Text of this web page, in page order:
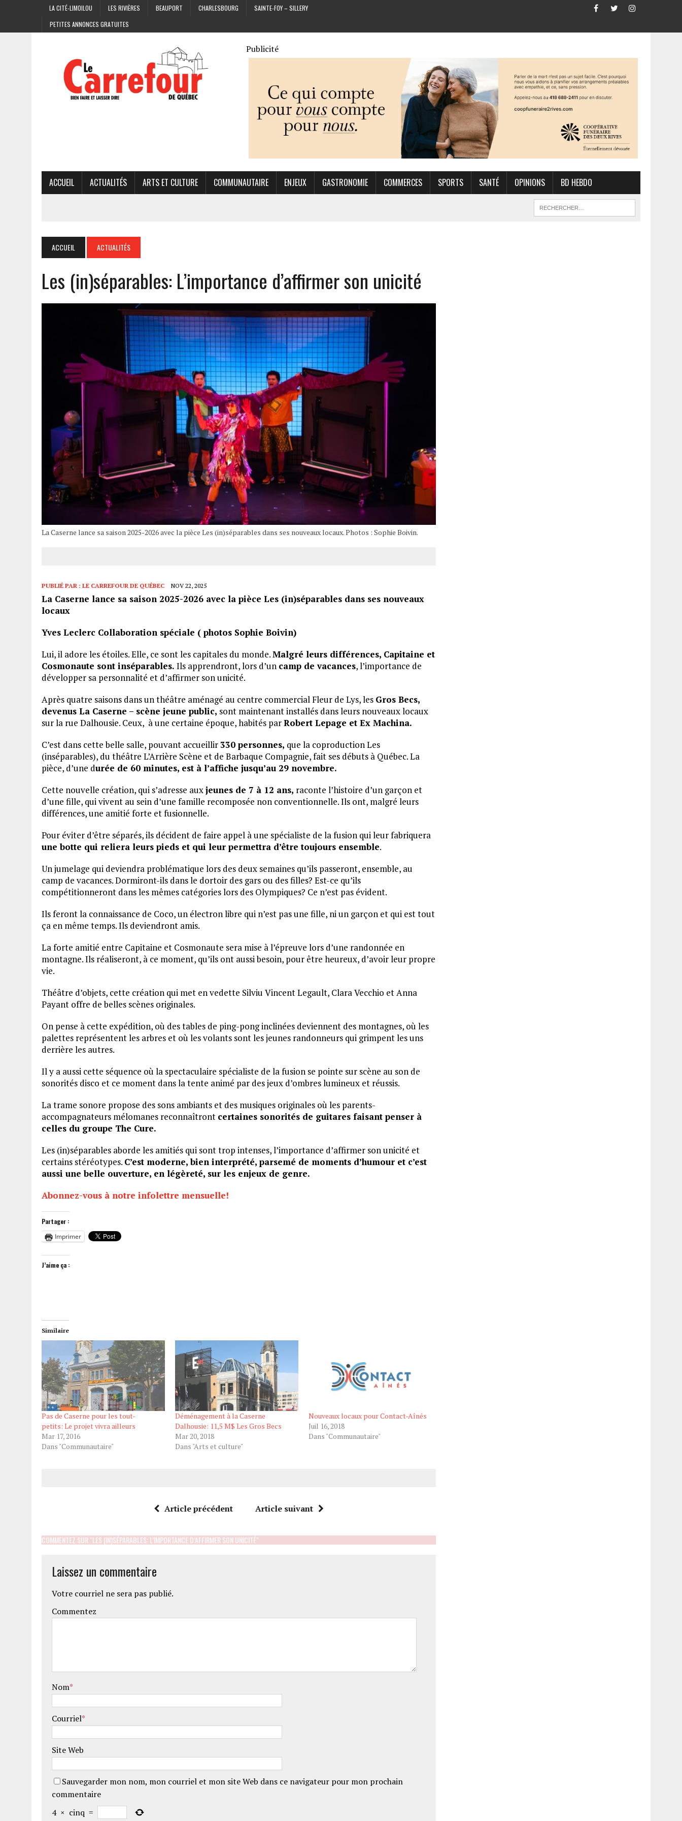
LA CITÉ-LIMOILOU LES RIVIÈRES BEAUPORT CHARLESBOURG
SAINTE-FOY – SILLERY
PETITES ANNONCES GRATUITES
Publicité
ACCUEIL ACTUALITÉS ARTS ET CULTURE COMMUNAUTAIRE ENJEUX GASTRONOMIE COMMERCES SPORTS SANTÉ OPINIONS BD HEBDO
ACCUEIL ACTUALITÉS
Les (in)séparables: L’importance d’affirmer son unicité
La Caserne lance sa saison 2025-2026 avec la pièce Les (in)séparables dans ses nouveaux locaux. Photos : Sophie Boivin.
PUBLIÉ PAR : LE CARREFOUR DE QUÉBEC NOV 22, 2025
La Caserne lance sa saison 2025-2026 avec la pièce Les (in)séparables dans ses nouveaux
locaux
Yves Leclerc Collaboration spéciale ( photos Sophie Boivin)
Lui, il adore les étoiles. Elle, ce sont les capitales du monde.Malgré leurs différences, Capitaine et
Cosmonaute sont inséparables. Ils apprendront, lors d’un camp de vacances, l’importance de
développer sa personnalité et d’affirmer son unicité.
Après quatre saisons dans un théâtre aménagé au centre commercial Fleur de Lys, les Gros Becs,
devenus La Caserne – scène jeune public, sont maintenant installés dans leurs nouveaux locaux
sur la rue Dalhousie. Ceux, à une certaine époque, habités parRobert Lepage et Ex Machina.
C’est dans cette belle salle, pouvant accueillir330 personnes, que la coproduction Les
(inséparables), du théâtre L’Arrière Scène et de Barbaque Compagnie, fait ses débuts à Québec. La
pièce, d’une durée de 60 minutes, est à l’affiche jusqu’au 29 novembre.
Cette nouvelle création, qui s’adresse auxjeunes de 7 à 12 ans, raconte l’histoire d’un garçon et
d’une fille, qui vivent au sein d’une famille recomposée non conventionnelle. Ils ont, malgré leurs
différences, une amitié forte et fusionnelle.
Pour éviter d’être séparés, ils décident de faire appel à une spécialiste de la fusion qui leur fabriquera
une botte qui reliera leurs pieds et qui leur permettra d’être toujours ensemble.
Un jumelage qui deviendra problématique lors des deux semaines qu’ils passeront, ensemble, au
camp de vacances. Dormiront-ils dans le dortoir des gars ou des filles? Est-ce qu’ils
compétitionneront dans les mêmes catégories lors des Olympiques? Ce n’est pas évident.
Ils feront la connaissance de Coco, un électron libre qui n’est pas une fille, ni un garçon et qui est tout
ça en même temps. Ils deviendront amis.
La forte amitié entre Capitaine et Cosmonaute sera mise à l’épreuve lors d’une randonnée en
montagne. Ils réaliseront, à ce moment, qu’ils ont aussi besoin, pour être heureux, d’avoir leur propre
vie.
Théâtre d’objets, cette création qui met en vedette Silviu Vincent Legault, Clara Vecchio et Anna
Payant offre de belles scènes originales.
On pense à cette expédition, où des tables de ping-pong inclinées deviennent des montagnes, où les
palettes représentent les arbres et où les volants sont les jeunes randonneurs qui grimpent les uns
derrière les autres.
Il y a aussi cette séquence où la spectaculaire spécialiste de la fusion se pointe sur scène au son de
sonorités disco et ce moment dans la tente animé par des jeux d’ombres lumineux et réussis.
La trame sonore propose des sons ambiants et des musiques originales où les parents-
accompagnateurs mélomanes reconnaîtront certaines sonorités de guitares faisant penser à
celles du groupe The Cure.
Les (in)séparables aborde les amitiés qui sont trop intenses, l’importance d’affirmer son unicité et
certains stéréotypes. C’est moderne, bien interprété, parsemé de moments d’humour et c’est
aussi une belle ouverture, en légèreté, sur les enjeux de genre.
Abonnez-vous à notre infolettre mensuelle!
Partager :
Imprimer
J’aime ça :
Similaire
Pas de Caserne pour les tout-
petits: Le projet vivra ailleurs
Mar 17, 2016
Dans "Communautaire"
Déménagement à la Caserne
Dalhousie: 11,5 M$ Les Gros Becs
Mar 20, 2018
Dans "Arts et culture"
Nouveaux locaux pour Contact-Aînés
Juil 16, 2018
Dans "Communautaire"
Article précédent Article suivant
COMMENTEZ SUR "LES (IN)SÉPARABLES: L’IMPORTANCE D’AFFIRMER SON UNICITÉ"
Laissez un commentaire
Votre courriel ne sera pas publié.
Commentez
Nom*
Courriel*
Site Web
Sauvegarder mon nom, mon courriel et mon site Web dans ce navigateur pour mon prochain
commentaire
4 × cinq =